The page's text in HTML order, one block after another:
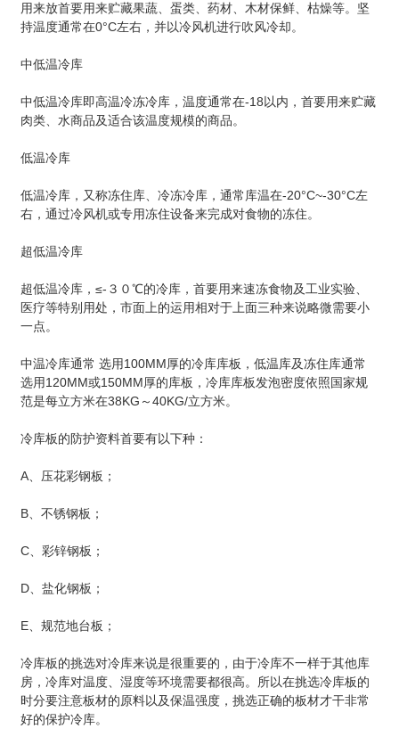
我们提供的不仅仅是一座冷库
用来放首要用来贮藏果蔬、蛋类、药材、木材保鲜、枯燥等。坚
持温度通常在0°C左右，并以冷风机进行吹风冷却。
中低温冷库
中低温冷库即高温冷冻冷库，温度通常在-18以内，首要用来贮藏
肉类、水商品及适合该温度规模的商品。
低温冷库
低温冷库，又称冻住库、冷冻冷库，通常库温在-20°C~-30°C左
右，通过冷风机或专用冻住设备来完成对食物的冻住。
超低温冷库
超低温冷库，≤-３０℃的冷库，首要用来速冻食物及工业实验、
医疗等特别用处，市面上的运用相对于上面三种来说略微需要小
一点。
中温冷库通常 选用100MM厚的冷库库板，低温库及冻住库通常
选用120MM或150MM厚的库板，冷库库板发泡密度依照国家规
范是每立方米在38KG～40KG/立方米。
冷库板的防护资料首要有以下种：
A、压花彩钢板；
B、不锈钢板；
C、彩锌钢板；
D、盐化钢板；
E、规范地台板；
冷库板的挑选对冷库来说是很重要的，由于冷库不一样于其他库
房，冷库对温度、湿度等环境需要都很高。所以在挑选冷库板的
时分要注意板材的原料以及保温强度，挑选正确的板材才干非常
好的保护冷库。